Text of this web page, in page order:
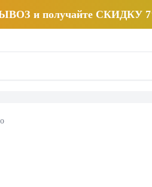
и получайте СКИДКУ